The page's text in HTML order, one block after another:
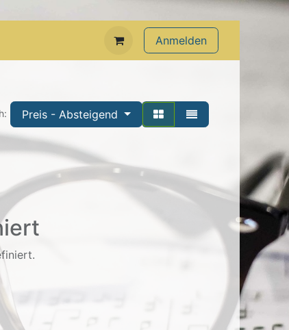
Anmelden
Preis - Absteigend